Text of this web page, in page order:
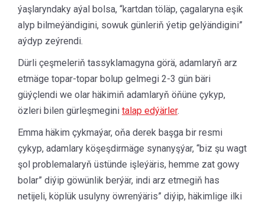
ýaşlaryndaky aýal bolsa, “kartdan töläp, çagalaryna eşik
alyp bilmeýändigini, sowuk günleriň ýetip gelýändigini”
aýdyp zeýrendi.
Dürli çeşmeleriň tassyklamagyna görä, adamlaryň arz
etmäge topar-topar bolup gelmegi 2-3 gün bäri
güýçlendi we olar häkimiň adamlaryň öňüne çykyp,
özleri bilen gürleşmegini talap edýärler.
Emma häkim çykmaýar, oňa derek başga bir resmi
çykyp, adamlary köşeşdirmäge synanyşýar, “biz şu wagt
şol problemalaryň üstünde işleýäris, hemme zat gowy
bolar” diýip göwünlik berýär, indi arz etmegiň has
netijeli, köplük usulyny öwrenýäris” diýip, häkimlige ilki